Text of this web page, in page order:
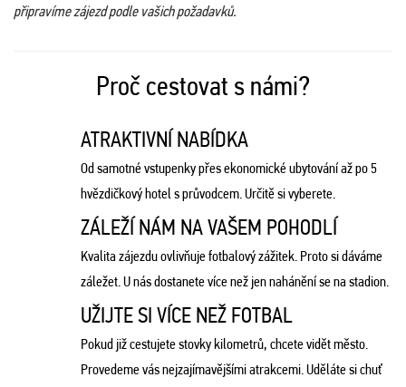
připravíme zájezd podle vašich požadavků.
Proč cestovat s námi?
ATRAKTIVNÍ NABÍDKA
Od samotné vstupenky přes ekonomické ubytování až po 5
hvězdičkový hotel s průvodcem. Určitě si vyberete.
ZÁLEŽÍ NÁM NA VAŠEM POHODLÍ
Kvalita zájezdu ovlivňuje fotbalový zážitek. Proto si dáváme
záležet. U nás dostanete více než jen nahánění se na stadion.
UŽIJTE SI VÍCE NEŽ FOTBAL
Pokud již cestujete stovky kilometrů, chcete vidět město.
Provedeme vás nejzajímavějšími atrakcemi. Uděláte si chuť